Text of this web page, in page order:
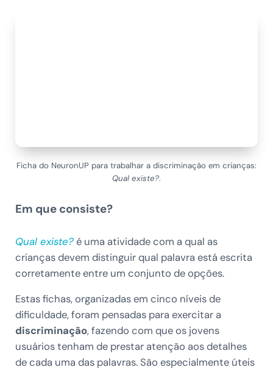
Ficha do NeuronUP para trabalhar a discriminação em crianças:
Qual existe?.
Em que consiste?
Qual existe?é uma atividade com a qual as
crianças devem distinguir qual palavra está escrita
corretamente entre um conjunto de opções.
Estas fichas, organizadas em cinco níveis de
dificuldade, foram pensadas para exercitar a
discriminação, fazendo com que os jovens
usuários tenham de prestar atenção aos detalhes
de cada uma das palavras. São especialmente úteis